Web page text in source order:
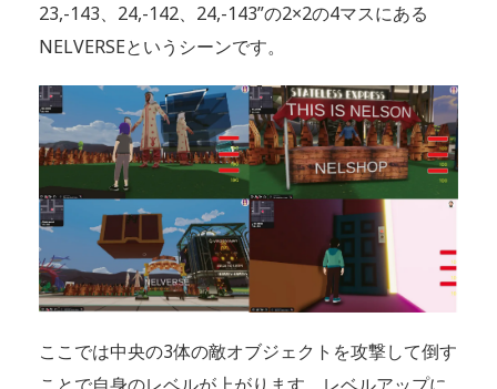
23,-143、24,-142、24,-143”の2×2の4マスにある
NELVERSEというシーンです。
ここでは中央の3体の敵オブジェクトを攻撃して倒す